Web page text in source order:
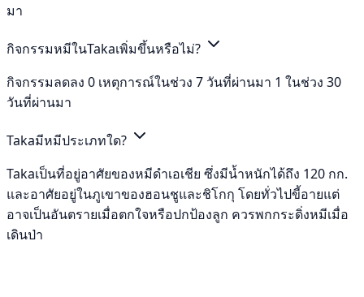
มา
กิจกรรมหมีในTakaเพิ่มขึ้นหรือไม่?
กิจกรรมลดลง 0 เหตุการณ์ในช่วง 7 วันที่ผ่านมา 1 ในช่วง 30
วันที่ผ่านมา
Takaมีหมีประเภทใด?
Takaเป็นที่อยู่อาศัยของหมีดำเอเชีย ซึ่งมีน้ำหนักได้ถึง 120 กก.
และอาศัยอยู่ในภูเขาของฮอนชูและชิโกกุ โดยทั่วไปขี้อายแต่
อาจเป็นอันตรายเมื่อตกใจหรือปกป้องลูก ควรพกกระดิ่งหมีเมื่อ
เดินป่า